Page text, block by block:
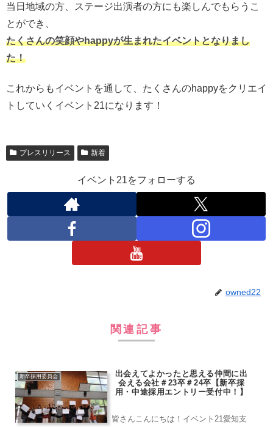
当日地域の方、ステージ出演者の方にも楽しんでもらうこ
とができ、
たくさんの笑顔やhappyが生まれたイベントとなりまし
た！
これからもイベントを通して、たくさんのhappyをクリエイ
トしていくイベント21になります！
プレスリリース 新着
イベント21をフォローする
owned22
関連記事
新卒採用委員会
出会えてよかったと思える仲間に出
会える会社＃23卒＃24卒【新卒採
用・中途採用エントリー受付中！】
皆さんこんにちは！イベント21愛知支